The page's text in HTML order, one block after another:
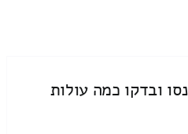
ובדקו כמה עולות